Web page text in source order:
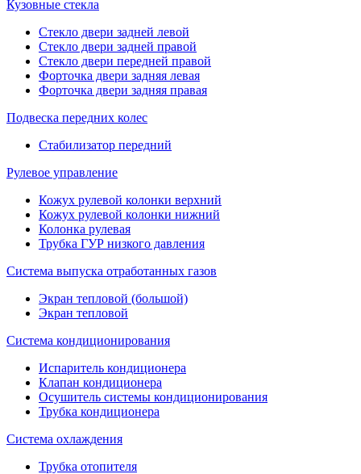
Кузовные стекла
Стекло двери задней левой
Стекло двери задней правой
Стекло двери передней правой
Форточка двери задняя левая
Форточка двери задняя правая
Подвеска передних колес
Стабилизатор передний
Рулевое управление
Кожух рулевой колонки верхний
Кожух рулевой колонки нижний
Колонка рулевая
Трубка ГУР низкого давления
Система выпуска отработанных газов
Экран тепловой (большой)
Экран тепловой
Система кондиционирования
Испаритель кондиционера
Клапан кондиционера
Осушитель системы кондиционирования
Трубка кондиционера
Система охлаждения
Трубка отопителя